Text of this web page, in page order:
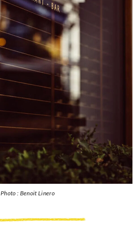
Photo : Benoit Linero